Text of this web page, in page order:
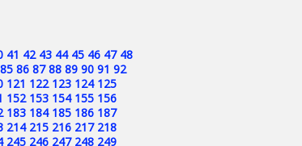
41 42 43 44 45 46 47 48
85 86 87 88 89 90 91 92
121 122 123 124 125
152 153 154 155 156
183 184 185 186 187
214 215 216 217 218
245 246 247 248 249